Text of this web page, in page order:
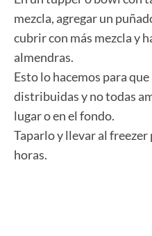
mezcla, agregar un
cubrir con más mezcla y
almendras.
Esto lo hacemos para
distribuidas y no todas
lugar o en el fondo.
Taparlo y llevar al
horas.